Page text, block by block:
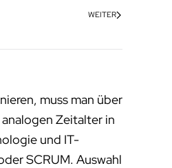
WEITER
muss man über
Zeitalter in
und IT-
SCRUM. Auswahl